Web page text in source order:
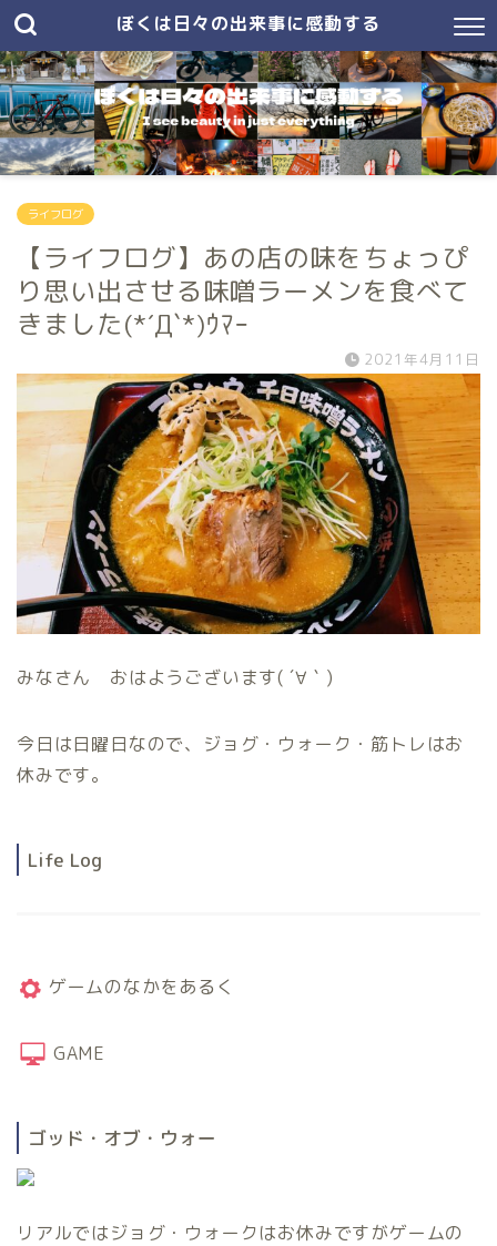
ぼくは日々の出来事に感動する
ライフログ
【ライフログ】あの店の味をちょっぴ
り思い出させる味噌ラーメンを食べて
きました(*´Д`*)ｳﾏｰ
2021年4月11日
みなさん おはようございます( ´∀｀)
今日は日曜日なので、ジョグ・ウォーク・筋トレはお
休みです。
Life Log
ゲームのなかをあるく
GAME
ゴッド・オブ・ウォー
リアルではジョグ・ウォークはお休みですがゲームの